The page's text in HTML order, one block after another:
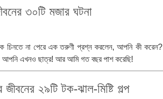
৩০টি মজার ঘটনা
চিনতে না পেরে এক তরুণী প্রশ্ন করলেন, আপনি কী করেন?
আপনি এখনও ছাত্র! আর আমি গত বছর পাশ করেছি!
জীবনের ২৯টি টক-ঝাল-মিষ্টি গল্প